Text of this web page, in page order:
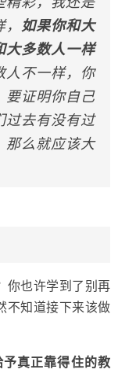
，如果你和大
大多数人一样
人不一样，你
要证明你自己
过去有没有过
那么就应该大
你也许学到了别再
不知道接下来该做
真正靠得住的教